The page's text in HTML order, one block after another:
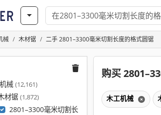
械 木材锯 二手 2801–3300毫米切割长度的格式圆锯
械 (12,161)
材锯 (1,872)
2801–3300毫米切割长
购买
木工机械